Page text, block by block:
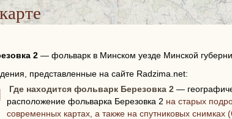
2— фольварк в Минском уезде Минской
представленные на сайте Radzima.net:
Где находится фольварк Березовка 2 —
расположение фольварка Березовка 2 на старых
современных картах, а также на спутниковых снимках